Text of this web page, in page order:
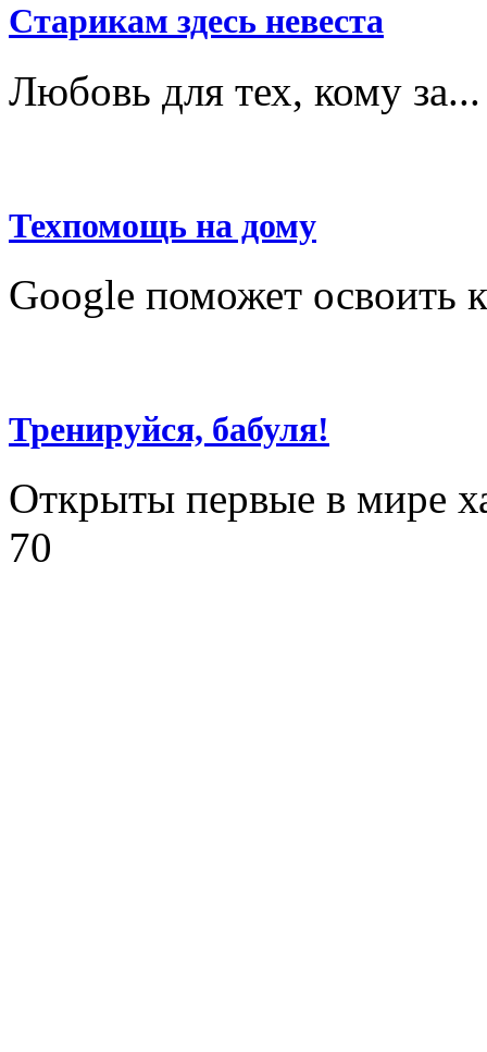
Старикам здесь невеста
Любовь для тех, кому за...
Техпомощь на дому
Google поможет освоить
Тренируйся, бабуля!
Открыты первые в мире
70